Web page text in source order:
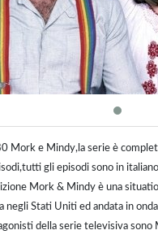
Mork e Mindy,la serie è
gli episodi sono in
Mork & Mindy è una
Stati Uniti ed andata in
della serie televisiva sono